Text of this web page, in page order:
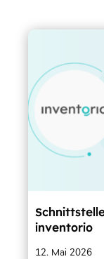
inventorio
12. Mai 2026